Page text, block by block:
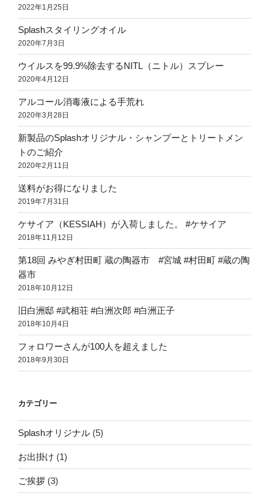
2022年1月25日
Splashスタイリングオイル
2020年7月3日
ウイルスを99.9%除去するNITL（ニトル）スプレー
2020年4月12日
アルコール消毒液による手荒れ
2020年3月28日
新製品のSplashオリジナル・シャンプーとトリートメン
トのご紹介
2020年2月11日
送料がお得になりました
2019年7月31日
ケサイア（KESSIAH）が入荷しました。 #ケサイア
2018年11月12日
第18回 みやぎ村田町 蔵の陶器市 #宮城 #村田町 #蔵の陶
器市
2018年10月12日
旧白洲邸 #武相荘 #白洲次郎 #白洲正子
2018年10月4日
フォロワーさんが100人を超えました
2018年9月30日
カテゴリー
Splashオリジナル (5)
お出掛け (1)
ご挨拶 (3)